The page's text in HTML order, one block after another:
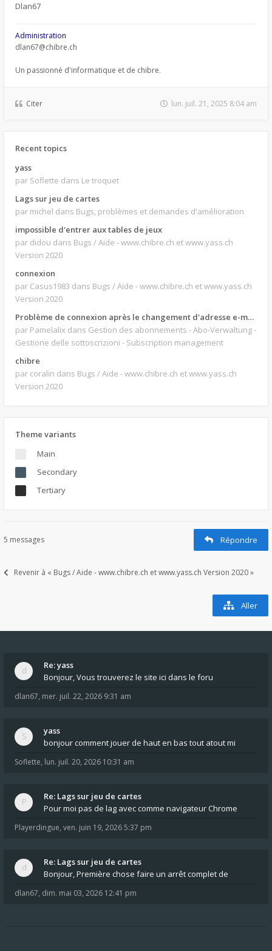
Dlan67
Administration
dlan67@chibre.ch
Un passionné d'informatique et de chibre.
Citer lun. juil. 21, 2025 8:04 am
Recent topics
yass
par Soflette dans Le troquet
Lags sur jeu de cartes
par michel dans Bugs, problèmes et demandes d'amélioration
impossible d'entrer aux tables de jeux
par didou dans Bugs / Aide - www.chibre.ch et www.yass.ch
Version 2020
connexion
par Casus1983 dans Bugs / Aide - www.chibre.ch et www.yass.ch
Version 2020
Problème de connexion après le changement d'adresse e-mail.
par Pamelalix dans Gestion des abonnements - Abo-Verwaltung -
Gestione delle sottoscrizioni - Subscription management
chibre
par coralin dans Bugs / Aide - www.chibre.ch et www.yass.ch
Version 2020
Theme variants
Main
Secondary
Tertiary
5 messages Répondre
Revenir à « Bugs / Aide - www.chibre.ch et www.yass.ch Version 2020 »
Aller
Re: yass
Bonjour, Vous trouverez le site ici dans le foru
dlan67, mer. juil. 22, 2026 9:31 am
yass
bonjour comment jouer de haut en bas tout atout mi
Soflette, lun. juil. 20, 2026 10:31 am
Re: Lags sur jeu de cartes
Pour moi pas de lag avec comme navigateur Chrome
Playerdingue, ven. juin 19, 2026 5:37 pm
Re: Lags sur jeu de cartes
Bonjour, Première chose faire un arrêt complet de
dlan67, dim. mai 03, 2026 12:41 pm